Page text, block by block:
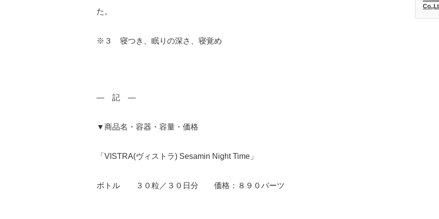
た。
※３ 寝つき、眠りの深さ、寝覚め
― 記 ―
▼商品名・容器・容量・価格
「VISTRA(ヴィストラ) Sesamin Night Time」
ボトル ３０粒／３０日分 価格：８９０バーツ